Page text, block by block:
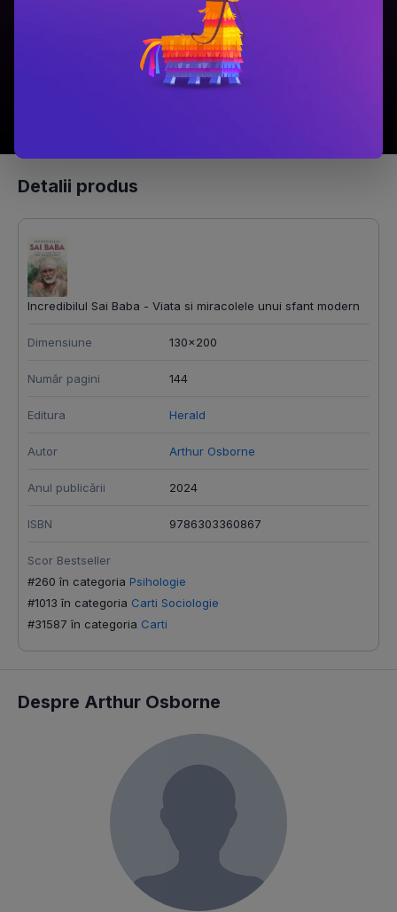
Adaugă în coș
Detalii produs
Incredibilul Sai Baba - Viata si miracolele unui sfant modern
Dimensiune 130x200
Număr pagini 144
Editura Herald
Autor Arthur Osborne
Anul publicării 2024
ISBN 9786303360867
Scor Bestseller
#260 în categoria Psihologie
#1013 în categoria Carti Sociologie
#31587 în categoria Carti
Despre Arthur Osborne